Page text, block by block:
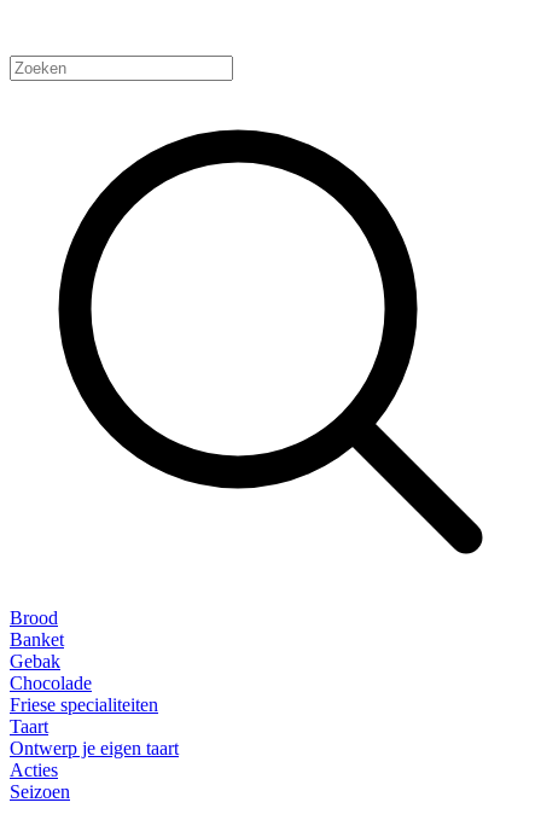
Brood
Banket
Gebak
Chocolade
Friese specialiteiten
Taart
Ontwerp je eigen taart
Acties
Seizoen